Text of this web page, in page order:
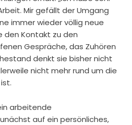
Mir gefällt der Umgang
immer wieder völlig neue
den Kontakt zu den
Gespräche, das Zuhören
denkt sie bisher nicht
nicht mehr rund um die
arbeitende
auf ein persönliches,